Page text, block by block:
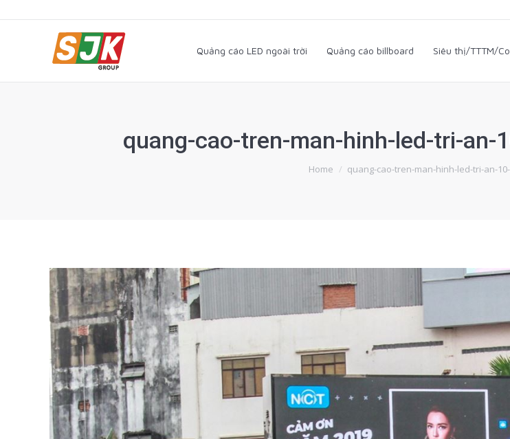
Quảng cáo LED ngoài trời Quảng cáo billboard Siêu thị/TTTM/
quang-cao-tren-man-hinh-led-tri-
You are here:
Home quang-cao-tren-man-hinh-led-tri-an-
Quảng cáo LED ngoài trời Quảng cáo billboard Siêu thị/TTTM/